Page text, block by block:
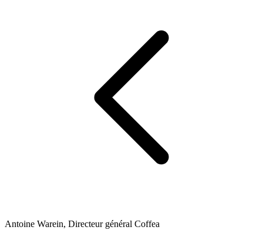
Antoine Warein, Directeur général Coffea